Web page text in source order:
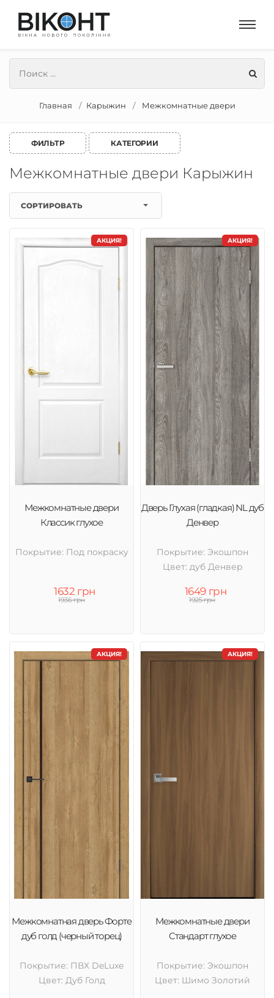
Главная Карыжин Межкомнатные двери
ФИЛЬТР КАТЕГОРИИ
Межкомнатные двери Карыжин
СОРТИРОВАТЬ
АКЦИЯ!
Межкомнатные двери
Классик глухое
Покрытие: Под покраску
1632 грн
1936 грн
АКЦИЯ!
Дверь Глухая (гладкая) NL дуб
Денвер
Покрытие: Экошпон
Цвет: дуб Денвер
1649 грн
1925 грн
АКЦИЯ!
Межкомнатная дверь Форте
дуб голд (черный торец)
Покрытие: ПВХ DeLuxe
Цвет: Дуб Голд
АКЦИЯ!
Межкомнатные двери
Стандарт глухое
Покрытие: Экошпон
Цвет: Шимо Золотий